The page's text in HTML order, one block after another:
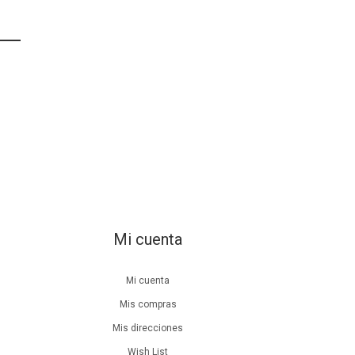
Mi cuenta
Mi cuenta
Mis compras
Mis direcciones
Wish List